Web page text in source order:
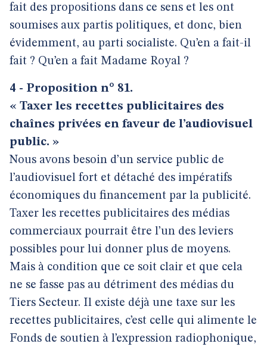
fait des propositions dans ce sens et les ont
soumises aux partis politiques, et donc, bien
évidemment, au parti socialiste. Qu’en a fait-il
fait ? Qu’en a fait Madame Royal ?
4 - Proposition n° 81.
« Taxer les recettes publicitaires des
chaînes privées en faveur de l’audiovisuel
public. »
Nous avons besoin d’un service public de
l’audiovisuel fort et détaché des impératifs
économiques du financement par la publicité.
Taxer les recettes publicitaires des médias
commerciaux pourrait être l’un des leviers
possibles pour lui donner plus de moyens.
Mais à condition que ce soit clair et que cela
ne se fasse pas au détriment des médias du
Tiers Secteur. Il existe déjà une taxe sur les
recettes publicitaires, c’est celle qui alimente le
Fonds de soutien à l’expression radiophonique,